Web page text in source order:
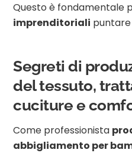
Questo è fondamentale
imprenditoriali
Segreti di
del tessuto,
cuciture e
Come professionista
abbigliamento per